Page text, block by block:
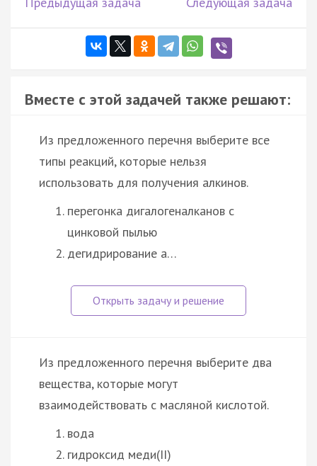
Вместе с этой задачей также решают:
Из предложенного перечня выберите все
типы реакций, которые нельзя
использовать для получения алкинов.
перегонка дигалогеналканов с
цинковой пылью
дегидрирование а…
Из предложенного перечня выберите два
вещества, которые могут
взаимодействовать с масляной кислотой.
вода
гидроксид меди(II)